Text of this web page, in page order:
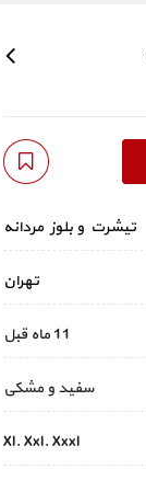
تیشرت و بلوز مردانه
تهران
11 ماه قبل
سفید و مشکی
Xl. Xxl. Xxxl